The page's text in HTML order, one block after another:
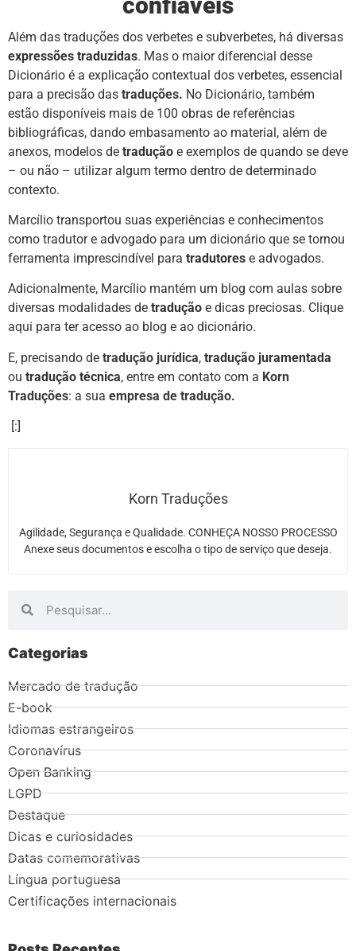
Além das traduções dos verbetes e subverbetes, há diversas
expressões traduzidas. Mas o maior diferencial desse
Dicionário é a explicação contextual dos verbetes, essencial
para a precisão das traduções. No Dicionário, também
estão disponíveis mais de 100 obras de referências
bibliográficas, dando embasamento ao material, além de
anexos, modelos de tradução e exemplos de quando se deve
– ou não – utilizar algum termo dentro de determinado
contexto.
Marcílio transportou suas experiências e conhecimentos
como tradutor e advogado para um dicionário que se tornou
ferramenta imprescindível para tradutores e advogados.
Adicionalmente, Marcílio mantém um blog com aulas sobre
diversas modalidades de tradução e dicas preciosas. Clique
aqui para ter acesso ao blog e ao dicionário.
E, precisando de tradução jurídica, tradução juramentada
ou tradução técnica, entre em contato com a Korn
Traduções: a sua empresa de tradução.
[:]
Korn Traduções
Agilidade, Segurança e Qualidade. CONHEÇA NOSSO PROCESSO
Anexe seus documentos e escolha o tipo de serviço que deseja.
Categorias
Mercado de tradução
E-book
Idiomas estrangeiros
Coronavírus
Open Banking
LGPD
Destaque
Dicas e curiosidades
Datas comemorativas
Língua portuguesa
Certificações internacionais